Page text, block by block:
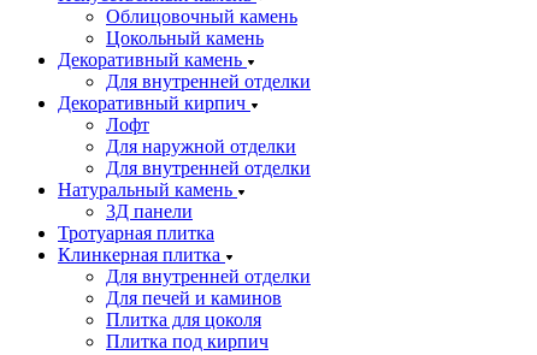
Облицовочный камень
Цокольный камень
Декоративный камень
Для внутренней отделки
Декоративный кирпич
Лофт
Для наружной отделки
Для внутренней отделки
Натуральный камень
3Д панели
Тротуарная плитка
Клинкерная плитка
Для внутренней отделки
Для печей и каминов
Плитка для цоколя
Плитка под кирпич